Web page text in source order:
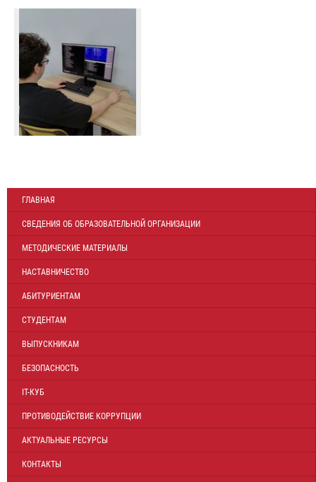
ГЛАВНАЯ
СВЕДЕНИЯ ОБ ОБРАЗОВАТЕЛЬНОЙ ОРГАНИЗАЦИИ
МЕТОДИЧЕСКИЕ МАТЕРИАЛЫ
НАСТАВНИЧЕСТВО
АБИТУРИЕНТАМ
СТУДЕНТАМ
ВЫПУСКНИКАМ
БЕЗОПАСНОСТЬ
IT-КУБ
ПРОТИВОДЕЙСТВИЕ КОРРУПЦИИ
АКТУАЛЬНЫЕ РЕСУРСЫ
КОНТАКТЫ